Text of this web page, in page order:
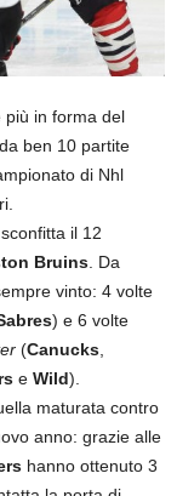
più in forma del
ben 10 partite
di Nhl
il 12
Bruins . Da
vinto: 4 volte
) e 6 volte
(Canucks
e Wild).
maturata contro
anno: grazie alle
hanno ottenuto 3